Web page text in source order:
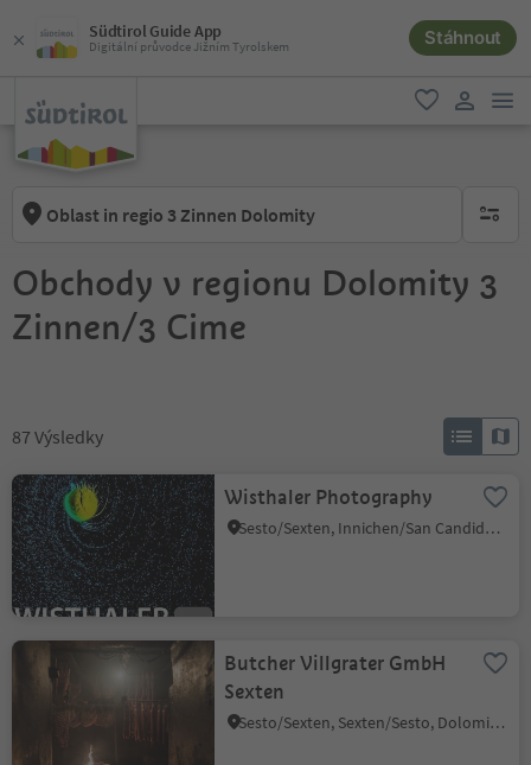
Südtirol Guide App
Digitální průvodce Jižním Tyrolskem Stáhnout
oblíbené
Oblast in regio 3 Zinnen Dolomity brak
Obchody v regionu Dolomity 3
Zinnen/3 Cime
87 Výsledky
Wisthaler Photography
Sesto/Sexten, Innichen/San Candido, Dolomites Region 3 Zinnen
Butcher Villgrater GmbH
Sexten
Sesto/Sexten, Sexten/Sesto, Dolomites Region 3 Zinnen